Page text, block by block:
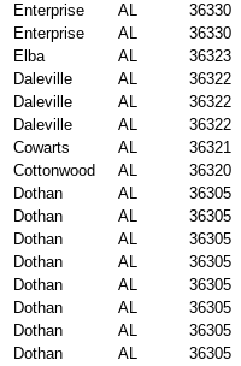
Enterprise
AL 36330
Enterprise
AL 36330
Elba
AL 36323
Daleville
AL 36322
Daleville
AL 36322
Daleville
AL 36322
Cowarts
AL 36321
Cottonwood
AL 36320
Dothan
AL 36305
Dothan
AL 36305
Dothan
AL 36305
Dothan
AL 36305
Dothan
AL 36305
Dothan
AL 36305
Dothan
AL 36305
Dothan
AL 36305